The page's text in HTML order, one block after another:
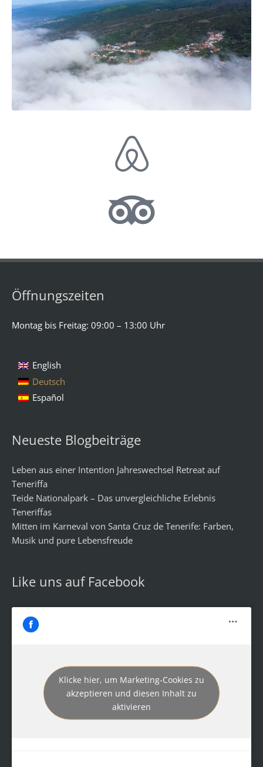
Öffnungszeiten
Montag bis Freitag: 09:00 – 13:00 Uhr
English
Deutsch
Español
Neueste Blogbeiträge
Leben aus einer Intention Jahreswechsel Retreat auf
Teneriffa
Teide Nationalpark – Das unvergleichliche Erlebnis
Teneriffas
Mitten im Karneval von Santa Cruz de Tenerife: Farben,
Musik und pure Lebensfreude
Like uns auf Facebook
Klicke hier, um Marketing-Cookies zu
akzeptieren und diesen Inhalt zu
aktivieren